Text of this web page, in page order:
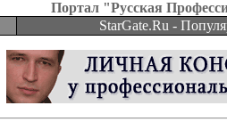
Портал "Русская
StarGate.Ru -